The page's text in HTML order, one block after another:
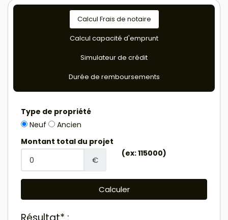
Calcul Frais de notaire
Calcul capacité d'emprunt
Simulateur de crédit
Durée de remboursements